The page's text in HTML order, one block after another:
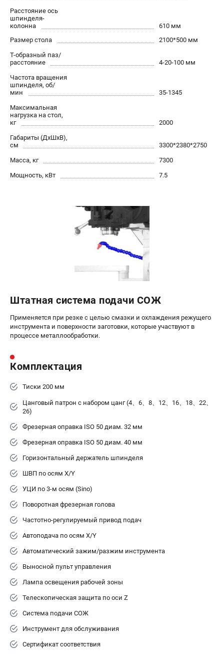
Основные виды сверлильных станков и их назначение
Арматурогибы ручные и электрические
Токарные станки и их особенности
ТЕЛЕФОН (САНКТ-ПЕТЕРБУРГ)
Информация размещённая на сайте не является публичной
офертой.
8 (812) 564-50-74
вс - выходной
zakaz@stalex-shop.ru
Расстояние ось
шпинделя-
колонна
610 мм
Размер стола
2100*500 мм
Т-образный паз/
расстояние
4-20-100 мм
Частота вращения
шпинделя, об/
мин
35-1345
Максимальная
нагрузка на стол,
кг
2000
Габариты (ДхШхВ),
см
3300*2380*2750
Масса, кг
7300
Мощность, кВт
7.5
Штатная система подачи СОЖ
Применяется при резке с целью смазки и охлаждения режущего
инструмента и поверхности заготовки, которые участвуют в
процессе металлообработки.
Комплектация
Тиски 200 мм
Цанговый патрон с набором цанг (4、6、8、12、16、18、22、
26)
Фрезерная оправка ISO 50 диам. 32 мм
Фрезерная оправка ISO 50 диам. 40 мм
Горизонтальный держатель шпинделя
ШВП по осям X/Y
УЦИ по 3-м осям (Sino)
Поворотная фрезерная голова
Частотно-регулируемый привод подач
Автоподача по осям X/Y
Автоматический зажим/разжим инструмента
Выносной пульт управления
Лампа освещения рабочей зоны
Телескопическая защита по оси Z
Система подачи СОЖ
Инструмент для обслуживания
Сертификат соответствия